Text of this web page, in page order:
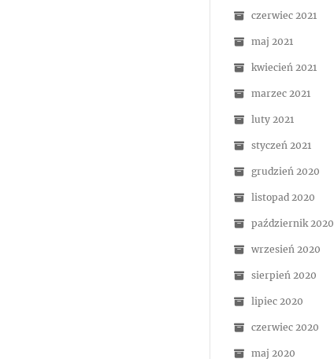
czerwiec 2021
maj 2021
kwiecień 2021
marzec 2021
luty 2021
styczeń 2021
grudzień 2020
listopad 2020
październik 2020
wrzesień 2020
sierpień 2020
lipiec 2020
czerwiec 2020
maj 2020